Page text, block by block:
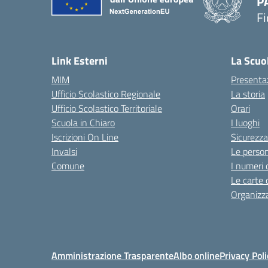
Link Esterni
MIM
Ufficio Scolastico Regionale
Ufficio Scolastico Territoriale
Scuola in Chiaro
Iscrizioni On Line
Invalsi
Comune
La
La storia
Orari
I luoghi
Sicurezza
Le
I numeri
Le carte
Amministrazione TrasparenteAlbo onlinePrivacy